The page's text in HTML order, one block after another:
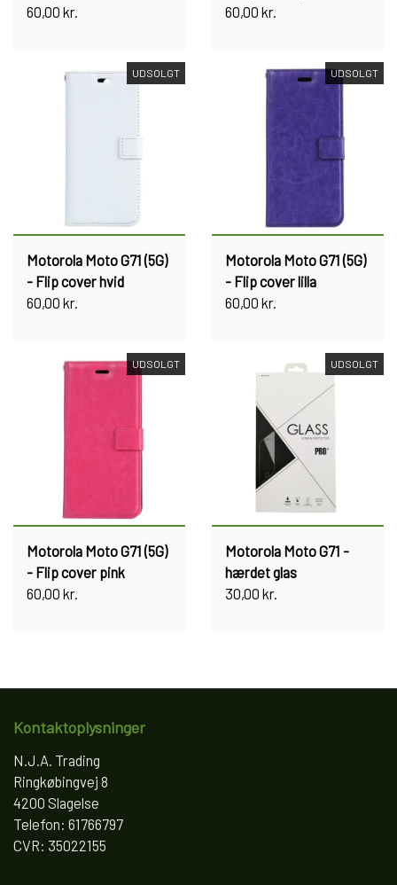
60,00 kr.
60,00 kr.
UDSOLGT
Motorola Moto G71 (5G)
- Flip cover hvid
60,00 kr.
UDSOLGT
Motorola Moto G71 (5G)
- Flip cover lilla
60,00 kr.
UDSOLGT
Motorola Moto G71 (5G)
- Flip cover pink
60,00 kr.
UDSOLGT
Motorola Moto G71 -
hærdet glas
30,00 kr.
Kontaktoplysninger
N.J.A. Trading
Ringkøbingvej 8
4200 Slagelse
Telefon: 61766797
CVR: 35022155